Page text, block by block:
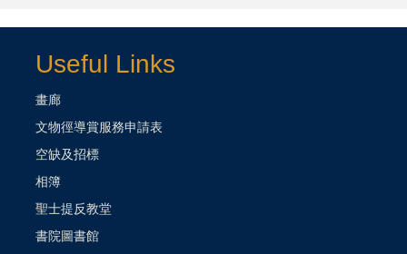
Useful Links
畫廊
文物徑導賞服務申請表
空缺及招標
相簿
聖士提反教堂
書院圖書館